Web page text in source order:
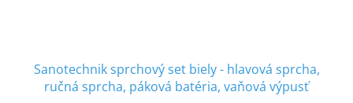
Sanotechnik sprchový set biely - hlavová sprcha,
ručná sprcha, páková batéria, vaňová výpusť